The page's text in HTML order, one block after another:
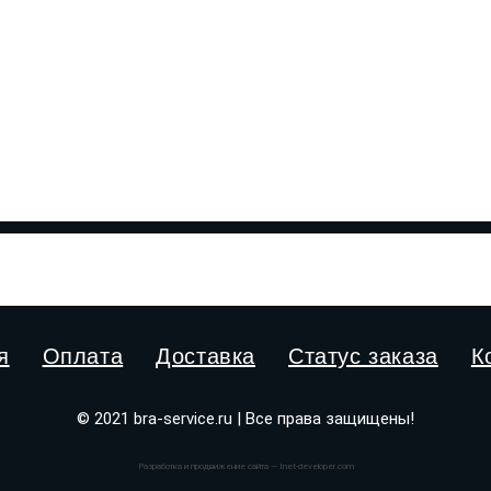
Оплата Доставка Статус заказа
© 2021 bra-service.ru | Все права защищены!
Разработка и продвижение сайта — Inet-developer.com